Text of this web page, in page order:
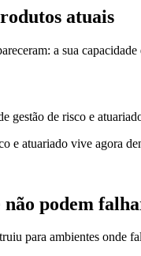
atuais
a sua
gestão de risco e
e atuariado vive agora
não podem
para ambientes onde